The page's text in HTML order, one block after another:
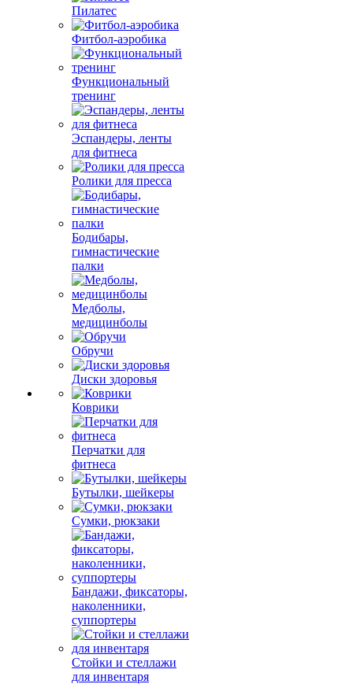
Пилатес
Фитбол-аэробика
Функциональный
тренинг
Эспандеры, ленты
для фитнеса
Ролики для пресса
Бодибары,
гимнастические
палки
Медболы,
медицинболы
Обручи
Диски здоровья
Коврики
Перчатки для
фитнеса
Бутылки, шейкеры
Сумки, рюкзаки
Бандажи, фиксаторы,
наколенники,
суппортеры
Стойки и стеллажи
для инвентаря